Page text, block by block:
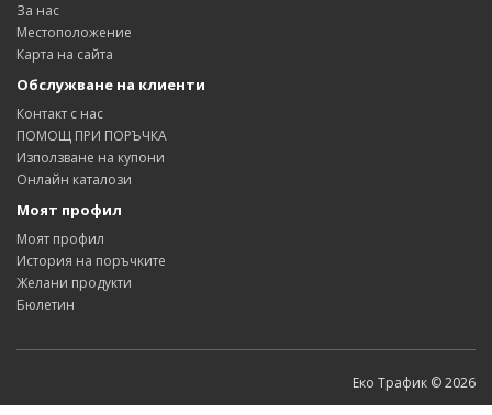
За нас
Местоположение
Карта на сайта
Обслужване на клиенти
Контакт с нас
ПОМОЩ ПРИ ПОРЪЧКА
Използване на купони
Онлайн каталози
Моят профил
Моят профил
История на поръчките
Желани продукти
Бюлетин
Еко Трафик © 2026